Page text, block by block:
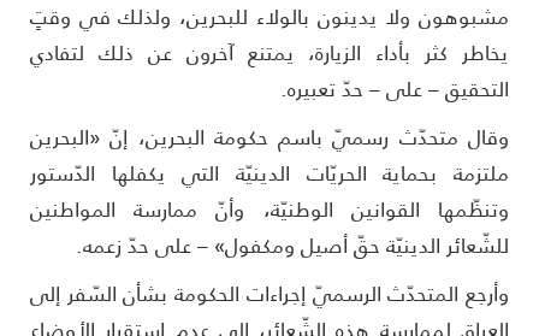
ولا يدينون بالولاء للبحرين، ولذلك في وقتٍ
كثر بأداء الزيارة، يمتنع آخرون عن ذلك لتفادي
– على – حدّ تعبيره.
متحدّث رسميّ باسم حكومة البحرين، إنّ «البحرين
بحماية الحريّات الدينيّة التي يكفلها الدّستور
القوانين الوطنيّة، وأنّ ممارسة المواطنين
الدينيّة حقّ أصيل ومكفول» – على حدّ زعمه.
المتحدّث الرسميّ إجراءات الحكومة بشأن السّفر إلى